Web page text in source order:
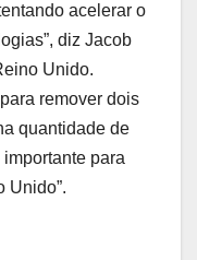
acelerar o
diz Jacob
Unido.
remover dois
quantidade de
para
Unido”.